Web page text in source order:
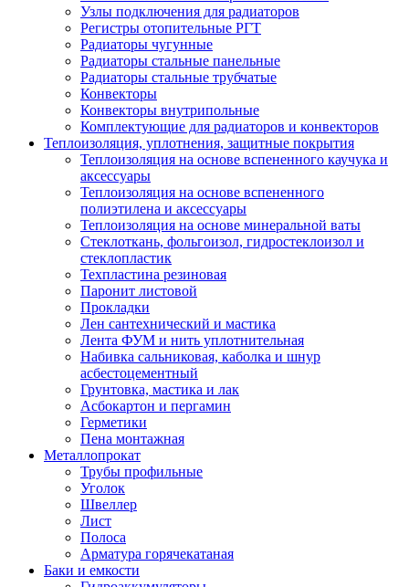
Узлы подключения для радиаторов
Регистры отопительные РГТ
Радиаторы чугунные
Радиаторы стальные панельные
Радиаторы стальные трубчатые
Конвекторы
Конвекторы внутрипольные
Комплектующие для радиаторов и конвекторов
Теплоизоляция, уплотнения, защитные покрытия
Теплоизоляция на основе вспененного каучука и
аксессуары
Теплоизоляция на основе вспененного
полиэтилена и аксессуары
Теплоизоляция на основе минеральной ваты
Стеклоткань, фольгоизол, гидростеклоизол и
стеклопластик
Техпластина резиновая
Паронит листовой
Прокладки
Лен сантехнический и мастика
Лента ФУМ и нить уплотнительная
Набивка сальниковая, каболка и шнур
асбестоцементный
Грунтовка, мастика и лак
Асбокартон и пергамин
Герметики
Пена монтажная
Металлопрокат
Трубы профильные
Уголок
Швеллер
Лист
Полоса
Арматура горячекатаная
Баки и емкости